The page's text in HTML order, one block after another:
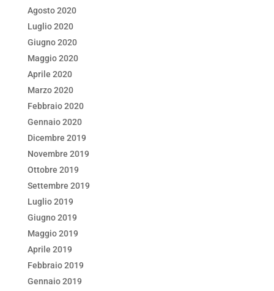
Agosto 2020
Luglio 2020
Giugno 2020
Maggio 2020
Aprile 2020
Marzo 2020
Febbraio 2020
Gennaio 2020
Dicembre 2019
Novembre 2019
Ottobre 2019
Settembre 2019
Luglio 2019
Giugno 2019
Maggio 2019
Aprile 2019
Febbraio 2019
Gennaio 2019